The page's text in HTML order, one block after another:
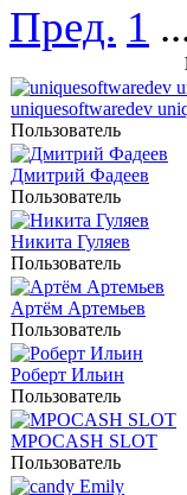
Пред. 1
uniquesoftwaredev
Пользователь
Дмитрий Фадеев
Пользователь
Никита Гуляев
Пользователь
Артём Артемьев
Пользователь
Роберт Ильин
Пользователь
MPOCASH SLOT
Пользователь